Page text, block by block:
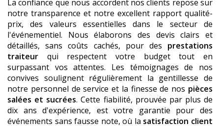
La confiance que nous accordent nos clients repose sur
notre transparence et notre excellent rapport qualité-
prix, des valeurs essentielles dans le secteur de
l'événementiel. Nous élaborons des devis clairs et
détaillés, sans coûts cachés, pour des prestations
traiteur qui respectent votre budget tout en
surpassant vos attentes. Les témoignages de nos
convives soulignent régulièrement la gentillesse de
notre personnel de service et la finesse de nos pièces
salées et sucrées. Cette fiabilité, prouvée par plus de
dix ans d'expérience, est votre garantie pour des
événements sans fausse note, où la satisfaction client